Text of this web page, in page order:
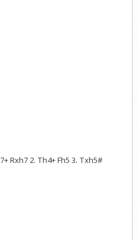
Rxh7 2. Th4+ Fh5 3. Txh5#